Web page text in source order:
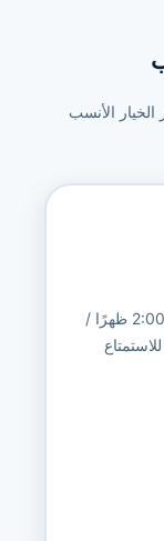
الخيار الأنسب
جولة نصف يوم (من الساعة 10:00 صباحًا إلى 2:00 ظهرًا /
مثالية للاستمتاع